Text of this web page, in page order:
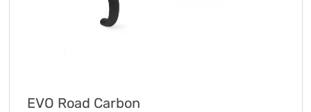
EVO Road Carbon